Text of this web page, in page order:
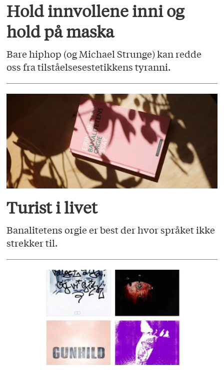
Hold innvollene inni og
hold på maska
Bare hiphop (og Michael Strunge) kan redde
oss fra tilståelsesestetikkens tyranni.
Turist i livet
Banalitetens orgie er best der hvor språket ikke
strekker til.